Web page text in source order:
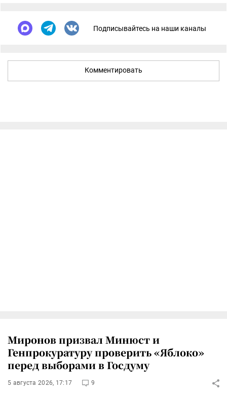
Подписывайтесь на наши каналы
Комментировать
Миронов призвал Минюст и
Генпрокуратуру проверить «Яблоко»
перед выборами в Госдуму
5 августа 2026, 17:17 9